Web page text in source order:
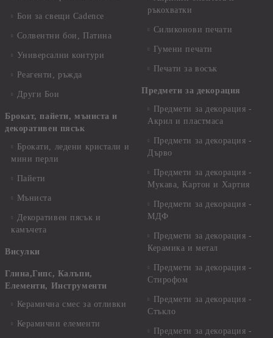
Бои за свещи Cadence
Солвентни бои, Патина
Универсални контури
Реагенти, ръжда
Други Бои
Брокат, пайети, мъниста и
декоративен пясък
Брокати, ледени кристали и
мини перли
Пайети
Мъниста
Декоративен пясък и
камъчета
Висулки
Глина,Гипс, Калъпи,
Елементи, Инструменти
Керамична смес за отливки
Керамични елементи
ръкохватки
Силиконови печати
Гумени печати
Печати за восък
Предмети за декорация
Предмети за декорация -
Акрил и пластмаса
Предмети за декорация -
Дърво
Предмети за декорация -
Мукава, Картон и Хартия
Предмети за декорация -
МДФ
Предмети за декорация -
Керамика и метал
Предмети за декорация -
Стирофом
Предмети за декорация -
Стъкло
Предмети за декорация -